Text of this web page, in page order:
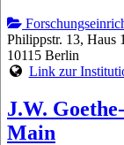
Philippstr. 13, Haus
10115 Berlin
Link zur
J.W.
Main